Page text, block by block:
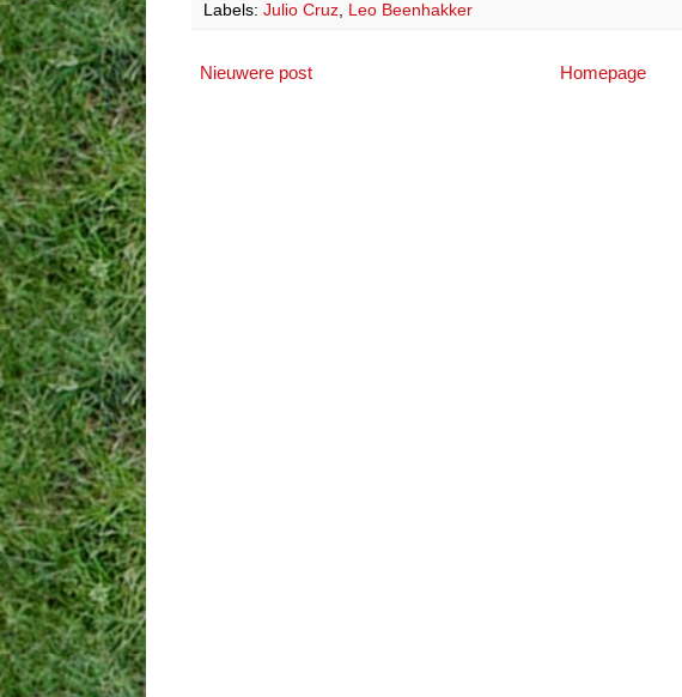
Labels: Julio Cruz Leo Beenhakker
Nieuwere post Homepage